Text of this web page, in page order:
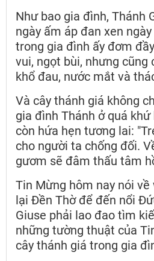
Như bao gia đình, Thánh
ngày ấm áp đan xen
trong gia đình ấy đơm
vui, ngọt bùi, nhưng cũng
khổ đau, nước mắt và
Và cây thánh giá không
gia đình Thánh ở quá
còn hứa hẹn tương lai:
cho người ta chống đối.
gươm sẽ đâm thấu tâm
Tin Mừng hôm nay nói về
lại Đền Thờ để đến nổi
Giuse phải lao đao tìm
những tường thuật của
cây thánh giá trong gia